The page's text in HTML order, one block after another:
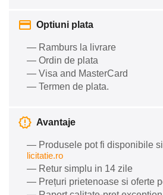
Optiuni plata
— Ramburs la livrare
— Ordin de plata
— Visa and MasterCard
— Termen de plata.
Avantaje
— Produsele pot fi disponibile
licitatie.ro
— Retur simplu in 14 zile
— Prețuri prietenoase si oferte